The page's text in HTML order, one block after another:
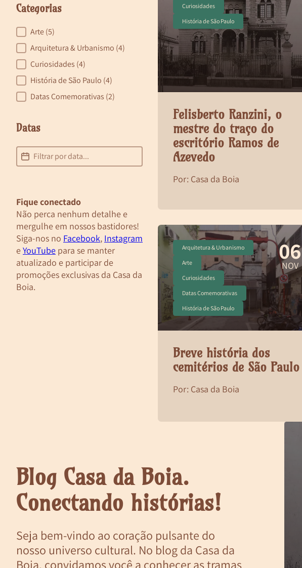
Categorias
Categorias
Arte(5)
Arquitetura & Urbanismo (4)
Curiosidades (4)
História de São Paulo (4)
Datas Comemorativas (2)
Datas
Datas
Datas
Fique conectado
Não perca nenhum detalhe e
mergulhe em nossos bastidores!
Siga-nos no Facebook, Instagram
eYouTube para se manter
atualizado e participar de
promoções exclusivas da Casa da
Boia.
Felisberto Ranzini, o
mestre do traço do
escritório Ramos de
Azevedo
Por: Casa da Boia
Curiosidades
História de São Paulo
Breve história dos
cemitérios de São Paulo
Por: Casa da Boia
Arquitetura & Urbanismo
Arte
Curiosidades
Datas Comemorativas
História de São Paulo
06
NOV
Blog Casa da Boia.
Conectando histórias!
Seja bem-vindo ao coração pulsante do
nosso universo cultural. No blog da Casa da
Boia, convidamos você a conhecer as tramas